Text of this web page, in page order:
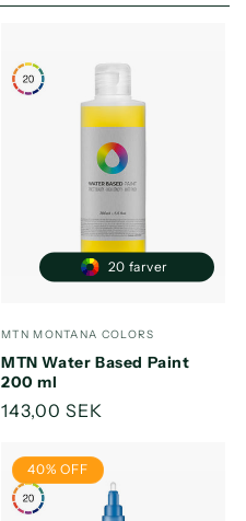
Forhandler:
MTN MONTANA COLORS
MTN Water Based Paint
200 ml
Normalpris
143,00 SEK
20 farver
40% OFF